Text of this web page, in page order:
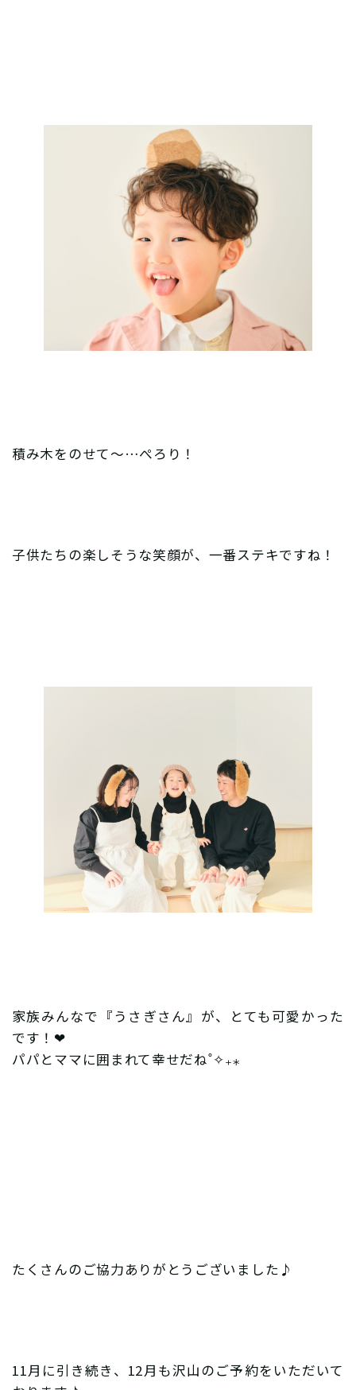
積み木をのせて〜…ぺろり！
子供たちの楽しそうな笑顔が、一番ステキですね！
家族みんなで『うさぎさん』が、とても可愛かった
です！❤︎
パパとママに囲まれて幸せだね˚✧₊⁎
たくさんのご協力ありがとうございました♪
11月に引き続き、12月も沢山のご予約をいただいて